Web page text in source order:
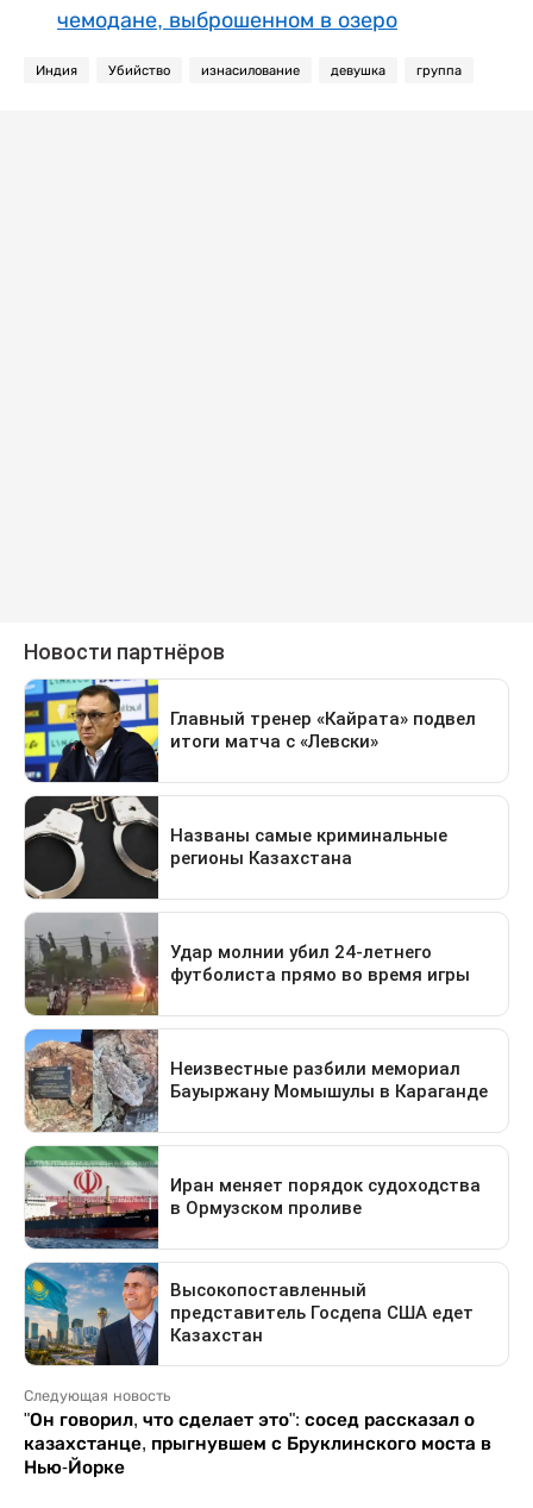
чемодане, выброшенном в озеро
Индия Убийство изнасилование девушка группа
Следующая новость
"Он говорил, что сделает это": сосед рассказал о
казахстанце, прыгнувшем с Бруклинского моста в
Нью-Йорке